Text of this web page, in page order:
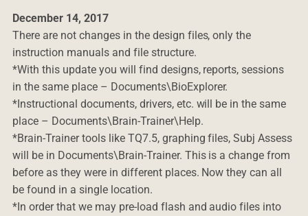
December 14, 2017
There are not changes in the design files, only the
instruction manuals and file structure.
*With this update you will find designs, reports, sessions
in the same place – Documents\BioExplorer.
*Instructional documents, drivers, etc. will be in the same
place – Documents\Brain-Trainer\Help.
*Brain-Trainer tools like TQ7.5, graphing files, Subj Assess
will be in Documents\Brain-Trainer. This is a change from
before as they were in different places. Now they can all
be found in a single location.
*In order that we may pre-load flash and audio files into